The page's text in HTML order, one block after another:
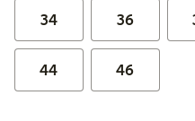
34 36
44 46